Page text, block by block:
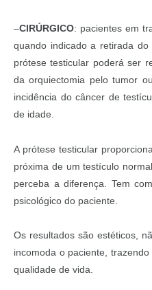
–CIRÚRGICO: pacientes em
quando indicado a retirada
prótese testicular poderá ser
da orquiectomia pelo tumor
incidência do câncer de
de idade.
A prótese testicular
próxima de um testículo
perceba a diferença. Tem
psicológico do paciente.
Os resultados são estéticos,
incomoda o paciente,
qualidade de vida.